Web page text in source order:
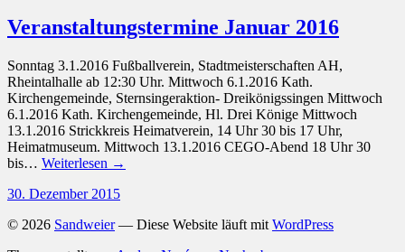
Veranstaltungstermine Januar 2016
Sonntag 3.1.2016 Fußballverein, Stadtmeisterschaften AH,
Rheintalhalle ab 12:30 Uhr. Mittwoch 6.1.2016 Kath.
Kirchengemeinde, Sternsingeraktion- Dreikönigssingen Mittwoch
6.1.2016 Kath. Kirchengemeinde, Hl. Drei Könige Mittwoch
13.1.2016 Strickkreis Heimatverein, 14 Uhr 30 bis 17 Uhr,
Heimatmuseum. Mittwoch 13.1.2016 CEGO-Abend 18 Uhr 30
bis… Weiterlesen →
30. Dezember 2015
© 2026 Sandweier— Diese Website läuft mit WordPress